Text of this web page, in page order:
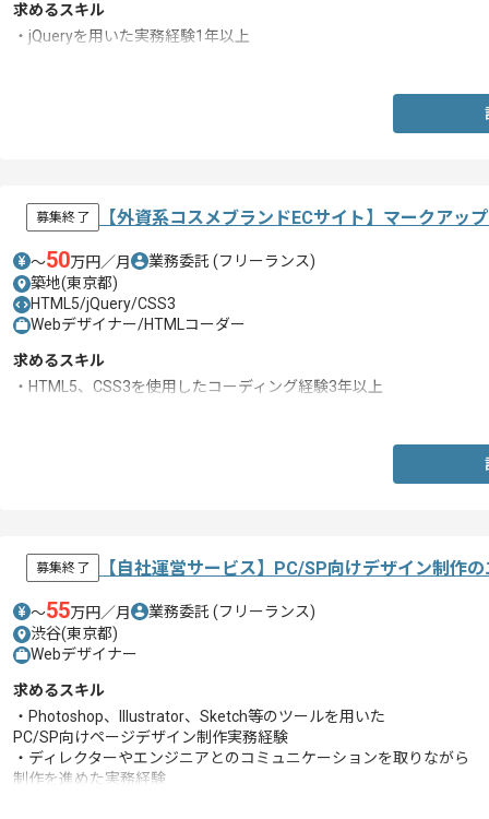
求めるスキル
・jQueryを用いた実務経験1年以上
募集終了 【外資系コスメブランドECサイト】マークアッ
〜50万円／月 業務委託 (フリーランス)
築地(東京都)
HTML5/jQuery/CSS3
Webデザイナー/HTMLコーダー
求めるスキル
・HTML5、CSS3を使用したコーディング経験3年以上
募集終了 【自社運営サービス】PC/SP向けデザイン制作
〜55万円／月 業務委託 (フリーランス)
渋谷(東京都)
Webデザイナー
求めるスキル
・Photoshop、Illustrator、Sketch等のツールを用いた
PC/SP向けページデザイン制作実務経験
・ディレクターやエンジニアとのコミュニケーションを取りながら
制作を進めた実務経験